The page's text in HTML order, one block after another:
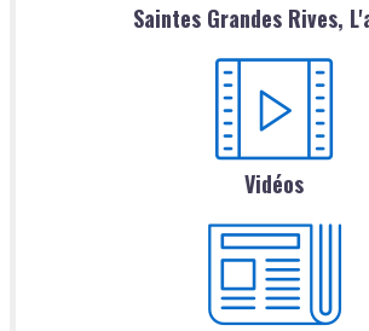
Saintes Grandes Rives,
Vidéos